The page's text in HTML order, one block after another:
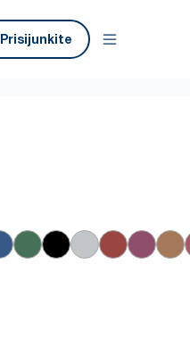
Prisijunkite